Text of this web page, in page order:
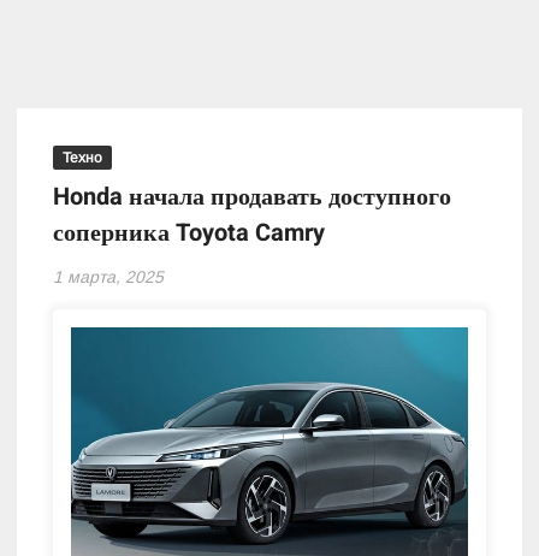
Техно
Honda начала продавать доступного
соперника Toyota Camry
1 марта, 2025